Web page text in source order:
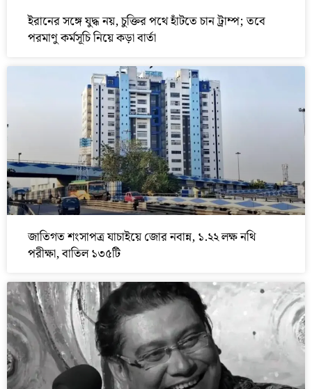
ইরানের সঙ্গে যুদ্ধ নয়, চুক্তির পথে হাঁটতে চান ট্রাম্প; তবে
পরমাণু কর্মসূচি নিয়ে কড়া বার্তা
জাতিগত শংসাপত্র যাচাইয়ে জোর নবান্ন, ১.২২ লক্ষ নথি
পরীক্ষা, বাতিল ১৩৫টি